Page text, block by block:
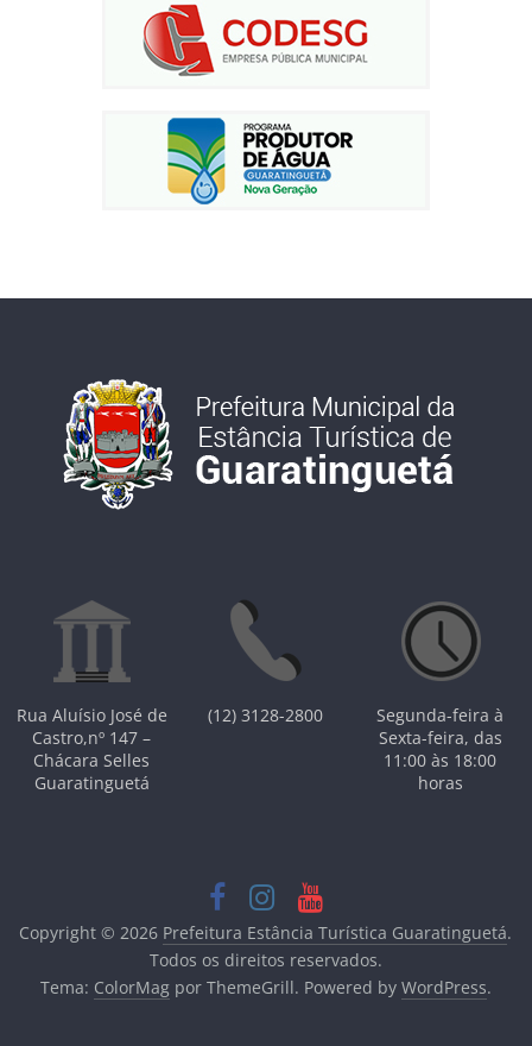
Rua Aluísio José de
Castro,nº 147 –
Chácara Selles
Guaratinguetá
(12) 3128-2800
Segunda-feira à
Sexta-feira, das
11:00 às 18:00
horas
Copyright © 2026 Prefeitura Estância Turística Guaratinguetá.
Todos os direitos reservados.
Tema: ColorMagpor ThemeGrill. Powered by WordPress.